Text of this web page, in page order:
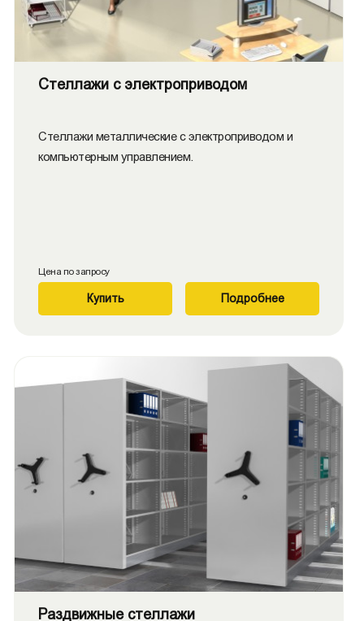
Стеллажи с электроприводом
Стеллажи металлические с электроприводом и
компьютерным управлением.
Цена по запросу
Купить Подробнее
Раздвижные стеллажи